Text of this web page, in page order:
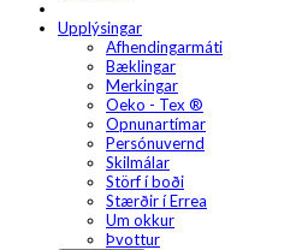
Upplýsingar
Afhendingarmáti
Bæklingar
Merkingar
Oeko - Tex ®
Opnunartímar
Persónuvernd
Skilmálar
Störf í boði
Stærðir í Errea
Um okkur
Þvottur